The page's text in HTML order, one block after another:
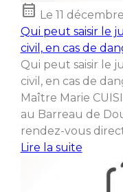
calendar_month Le 11
Qui peut saisir le
civil, en cas de
Qui peut saisir le
civil, en cas de
Maître Marie
au Barreau de
rendez-vous
Lire la suite